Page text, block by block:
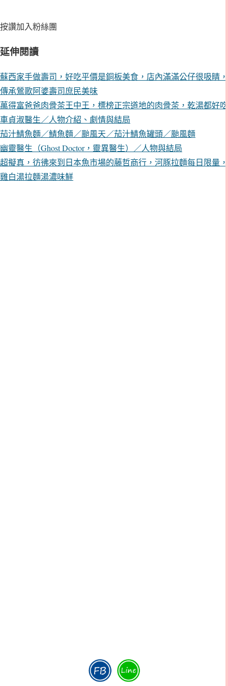
按讚加入粉絲團
延伸閱讀
蘇西家手做壽司，好吃平價是銅板美食，店內滿滿公仔很吸睛，
傳承鶯歌阿婆壽司庶民美味
萬得富爸爸肉骨茶王中王，標榜正宗道地的肉骨茶，乾湯都好吃
車貞淑醫生／人物介紹、劇情與結局
茄汁鯖魚麵／鯖魚麵／颱風天／茄汁鯖魚罐頭／颱風麵
幽靈醫生（Ghost Doctor，靈異醫生）／人物與結局
超擬真，彷彿來到日本魚市場的藤哲商行，河豚拉麵每日限量，
雞白湯拉麵湯濃味鮮